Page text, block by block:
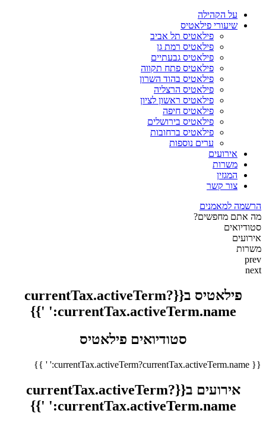
על הקהילה
שיעורי פילאטיס
פילאטיס תל אביב
פילאטיס רמת גן
פילאטיס גבעתיים
פילאטיס פתח תקווה
פילאטיס בהוד השרון
פילאטיס הרצליה
פילאטיס ראשון לציון
פילאטיס חיפה
פילאטיס בירושלים
פילאטיס ברחובות
ערים נוספות
אירועים
משרות
המגזין
צור קשר
הרשמה למאמנים
מה אתם מחפשים?
סטודיואים
אירועים
משרות
prev
next
פילאטיס ב{{currentTax.activeTerm?
currentTax.activeTerm.name:' '}}
סטודיואים פילאטיס
{{ currentTax.activeTerm?currentTax.activeTerm.name:' ' }}
אירועים ב{{currentTax.activeTerm?
currentTax.activeTerm.name:' '}}